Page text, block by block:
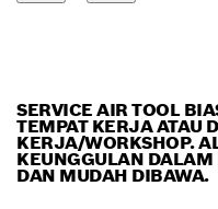
SERVICE AIR TOOL
TEMPAT KERJA ATAU
KERJA/WORKSHOP.
KEUNGGULAN DALAM
DAN MUDAH DIBAWA.